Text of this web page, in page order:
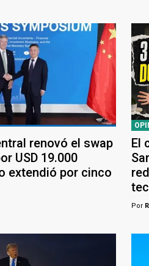
renovó el swap
USD 19.000
extendió por cinco
El
Por